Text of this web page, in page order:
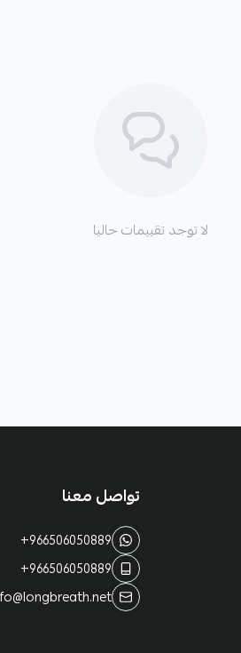
لا توجد تقييمات حاليا
تواصل معنا
+966506050889
+966506050889